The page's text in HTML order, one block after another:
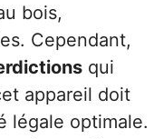
bois,
Cependant,
qui
appareil doit
légale optimale.